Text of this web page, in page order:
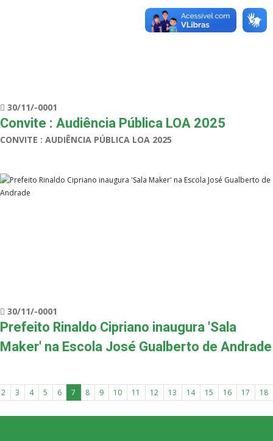
30/11/-0001
Convite : Audiência Pública LOA 2025
CONVITE : AUDIÊNCIA PÚBLICA LOA 2025
30/11/-0001
Prefeito Rinaldo Cipriano inaugura 'Sala
Maker' na Escola José Gualberto de Andrade
2 3 4 5 6 7 8 9 10 11 12 13 14 15 16 17 18